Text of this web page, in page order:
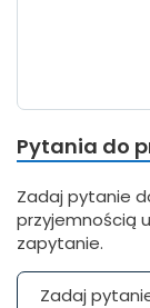
Pytania do
Zadaj pytanie
przyjemnością
zapytanie.
Zadaj